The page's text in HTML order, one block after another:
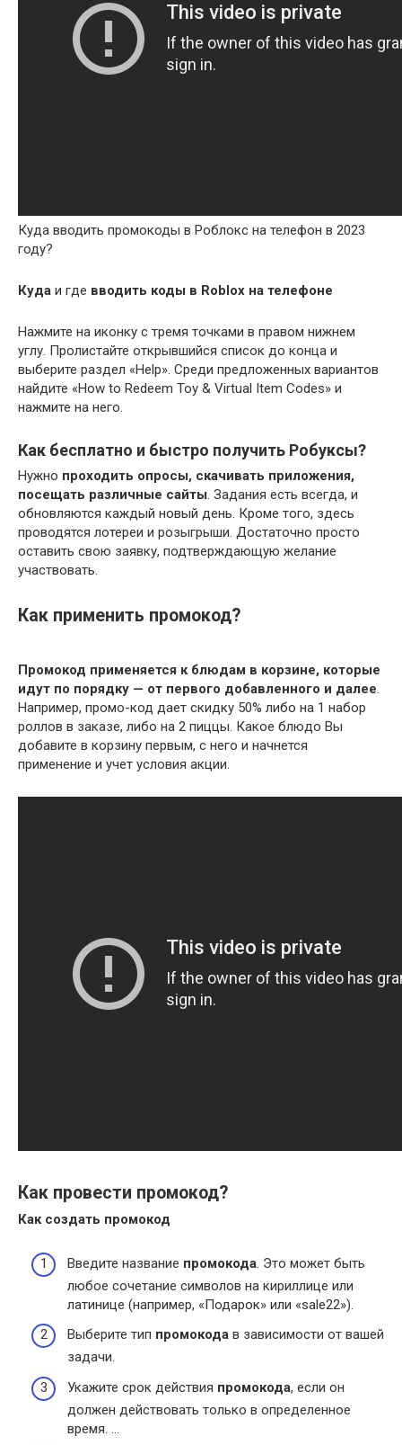
Куда вводить промокоды в Роблокс на телефон в 2023
году?
Куда и где вводить коды в Roblox на телефоне
Нажмите на иконку с тремя точками в правом нижнем
углу. Пролистайте открывшийся список до конца и
выберите раздел «Help». Среди предложенных вариантов
найдите «How to Redeem Toy & Virtual Item Codes» и
нажмите на него.
Как бесплатно и быстро получить Робуксы?
Нужно проходить опросы, скачивать приложения,
посещать различные сайты. Задания есть всегда, и
обновляются каждый новый день. Кроме того, здесь
проводятся лотереи и розыгрыши. Достаточно просто
оставить свою заявку, подтверждающую желание
участвовать.
Как применить промокод?
Промокод применяется к блюдам в корзине, которые
идут по порядку — от первого добавленного и далее.
Например, промо-код дает скидку 50% либо на 1 набор
роллов в заказе, либо на 2 пиццы. Какое блюдо Вы
добавите в корзину первым, с него и начнется
применение и учет условия акции.
Как провести промокод?
Как создать промокод
Введите название промокода. Это может быть
любое сочетание символов на кириллице или
латинице (например, «Подарок» или «sale22»).
Выберите тип промокода в зависимости от вашей
задачи.
Укажите срок действия промокода, если он
должен действовать только в определенное
время. …